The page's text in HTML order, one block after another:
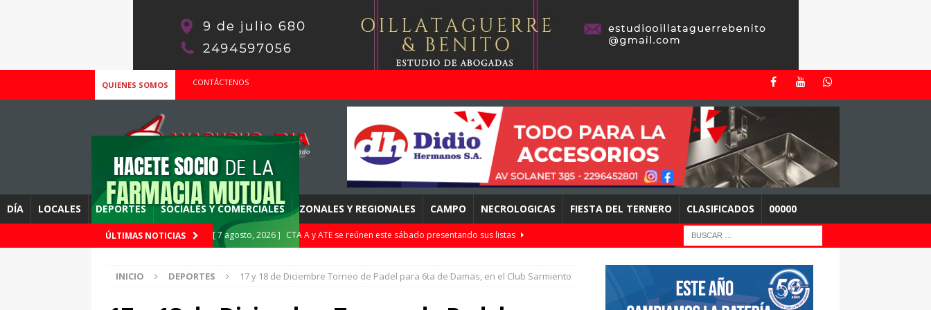
QUIENES SOMOS CONTÁCTENOS
DÍA LOCALES DEPORTES SOCIALES Y COMERCIALES ZONALES Y REGIONALES CAMPO NECROLOGICAS FIESTA DEL TERNERO CLASIFICADOS 00000
ÚLTIMAS NOTICIAS [ 7 agosto, 2026 ] CTA A y ATE se reúnen este sábado presentando sus listas
[ 7 agosto, 2026 ] SAD efectuará llamado para cobertura de 2° Año de Mecatrónica /
Registro de emergencia y más
DESTACADOS
INICIO DEPORTES 17 y 18 de Diciembre Torneo de Padel para 6ta de Damas, en el Club Sarmiento